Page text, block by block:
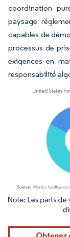
coordination
paysage
capables de
processus de
exigences en
responsabilité
Image © Mordor